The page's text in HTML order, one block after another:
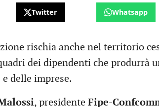
Twitter Whatsapp
rischia anche nel territorio
dei dipendenti che produrrà
delle imprese.
, presidente Fipe-